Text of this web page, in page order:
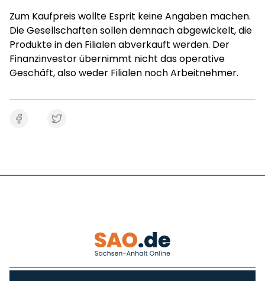
Zum Kaufpreis wollte Esprit keine Angaben machen.
Die Gesellschaften sollen demnach abgewickelt, die
Produkte in den Filialen abverkauft werden. Der
Finanzinvestor übernimmt nicht das operative
Geschäft, also weder Filialen noch Arbeitnehmer.